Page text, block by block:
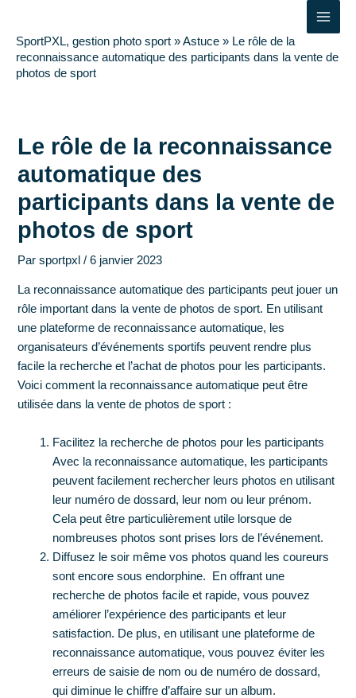
contenu
Main
SportPXL, gestion photo sport »Astuce » Le rôle de la
reconnaissance automatique des participants dans la vente de
photos de sport
Le rôle de la reconnaissance
automatique des
participants dans la vente de
photos de sport
Parsportpxl/6 janvier 2023
La reconnaissance automatique des participants peut jouer un
rôle important dans la vente de photos de sport. En utilisant
une plateforme de reconnaissance automatique, les
organisateurs d’événements sportifs peuvent rendre plus
facile la recherche et l’achat de photos pour les participants.
Voici comment la reconnaissance automatique peut être
utilisée dans la vente de photos de sport :
Facilitez la recherche de photos pour les participants
Avec la reconnaissance automatique, les participants
peuvent facilement rechercher leurs photos en utilisant
leur numéro de dossard, leur nom ou leur prénom.
Cela peut être particulièrement utile lorsque de
nombreuses photos sont prises lors de l’événement.
Diffusez le soir même vos photos quand les coureurs
sont encore sous endorphine. En offrant une
recherche de photos facile et rapide, vous pouvez
améliorer l’expérience des participants et leur
satisfaction. De plus, en utilisant une plateforme de
reconnaissance automatique, vous pouvez éviter les
erreurs de saisie de nom ou de numéro de dossard,
qui diminue le chiffre d’affaire sur un album.
articles